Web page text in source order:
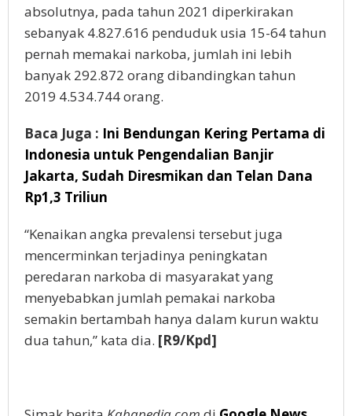
absolutnya, pada tahun 2021 diperkirakan
sebanyak 4.827.616 penduduk usia 15-64 tahun
pernah memakai narkoba, jumlah ini lebih
banyak 292.872 orang dibandingkan tahun
2019 4.534.744 orang.
Baca Juga : Ini Bendungan Kering Pertama di
Indonesia untuk Pengendalian Banjir
Jakarta, Sudah Diresmikan dan Telan Dana
Rp1,3 Triliun
“Kenaikan angka prevalensi tersebut juga
mencerminkan terjadinya peningkatan
peredaran narkoba di masyarakat yang
menyebabkan jumlah pemakai narkoba
semakin bertambah hanya dalam kurun waktu
dua tahun,” kata dia. [R9/Kpd]